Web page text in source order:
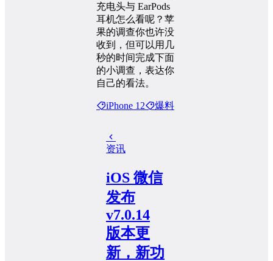
充电头与 EarPods
耳机怎么看呢？苹
果的调查你也许没
收到，但可以用几
秒的时间完成下面
的小调查，表达你
自己的看法。
iPhone 12 爆料
资讯
iOS 微信
发布
v7.0.14
版本更
新，新功